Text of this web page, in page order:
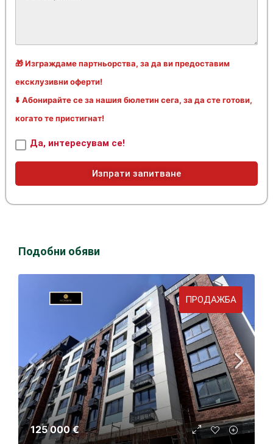
🎁 Изграждаме партньорства, за да ви предоставим
ексклузивни оферти!
⬇️ Абонирайте се за нашия бюлетин сега, за да сте готови,
когато те пристигнат!
Да, интересувам се!
Изпрати запитване
Подобни обяви
ПРОДАЖБА
125 000 €